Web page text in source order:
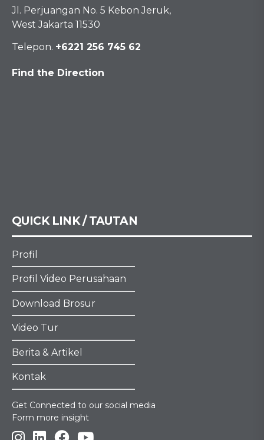
Jl. Perjuangan No. 5 Kebon Jeruk,
West Jakarta 11530
Telepon. +6221 256 745 62
Find the Direction
QUICK LINK / TAUTAN
Profil
Profil Video Perusahaan
Download Brosur
Video Tur
Berita & Artikel
Kontak
Get Connected to our social media
Form more insight